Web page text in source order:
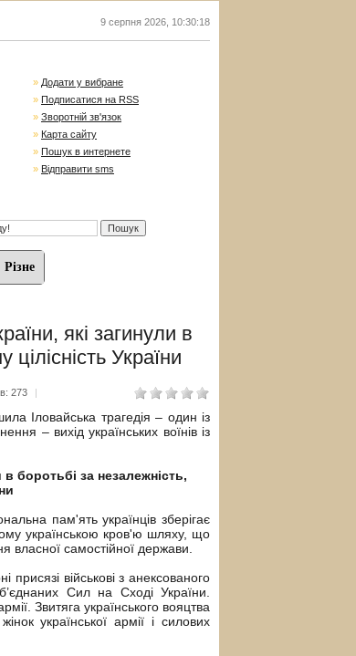
9 серпня 2026 10:30:19
» Додати у вибране
» Подписатися на RSS
» Зворотній зв'язок
» Карта сайту
» Пошук в интернете
» Відправити sms
Різне
які загинули в
цілісність України
273 |
Іловайська трагедія – один із
– вихід українських воїнів із
в боротьбі за незалежність,
пам'ять українців зберігає
українською кров'ю шляху, що
власної самостійної держави.
присязі військові з анексованого
Сил на Сході України.
Звитяга українського вояцтва
української армії і силових